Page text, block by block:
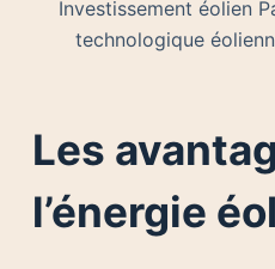
Les
l’énergie